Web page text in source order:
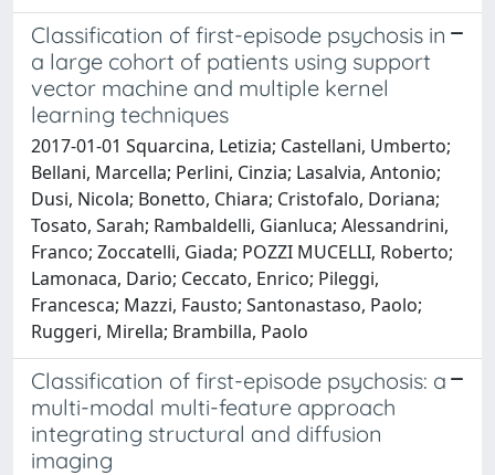
Classification of first-episode psychosis in
a large cohort of patients using support
vector machine and multiple kernel
learning techniques
2017-01-01 Squarcina, Letizia; Castellani, Umberto;
Bellani, Marcella; Perlini, Cinzia; Lasalvia, Antonio;
Dusi, Nicola; Bonetto, Chiara; Cristofalo, Doriana;
Tosato, Sarah; Rambaldelli, Gianluca; Alessandrini,
Franco; Zoccatelli, Giada; POZZI MUCELLI, Roberto;
Lamonaca, Dario; Ceccato, Enrico; Pileggi,
Francesca; Mazzi, Fausto; Santonastaso, Paolo;
Ruggeri, Mirella; Brambilla, Paolo
Classification of first-episode psychosis: a
multi-modal multi-feature approach
integrating structural and diffusion
imaging